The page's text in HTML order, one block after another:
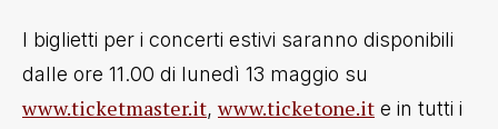
I biglietti per i concerti estivi saranno disponibili
dalle ore 11.00 di lunedì 13 maggio su
www.ticketmaster.it,www.ticketone.it e in tutti i